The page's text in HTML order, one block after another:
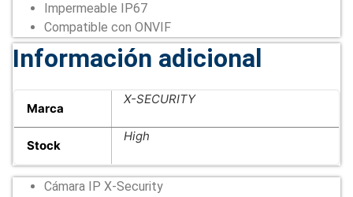
Impermeable IP67
Compatible con ONVIF
Información adicional
Marca
X-SECURITY
Stock
High
Cámara IP X-Security